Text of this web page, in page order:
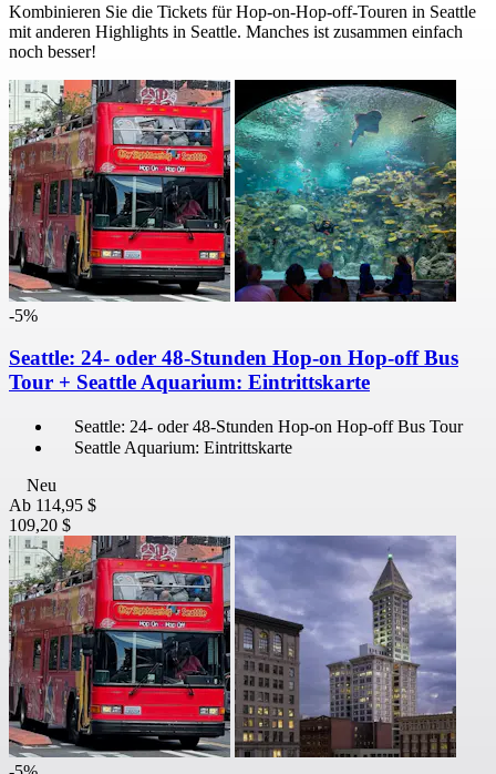
Kombinieren Sie die Tickets für Hop-on-Hop-off-Touren in Seattle
mit anderen Highlights in Seattle. Manches ist zusammen einfach
noch besser!
-5%
Seattle: 24- oder 48-Stunden Hop-on Hop-off Bus
Tour + Seattle Aquarium: Eintrittskarte
Seattle: 24- oder 48-Stunden Hop-on Hop-off Bus Tour
Seattle Aquarium: Eintrittskarte
Neu
Ab 114,95 $
109,20 $